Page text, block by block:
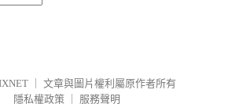
文章與圖片權利屬原作者所有
隱私權政策
服務聲明